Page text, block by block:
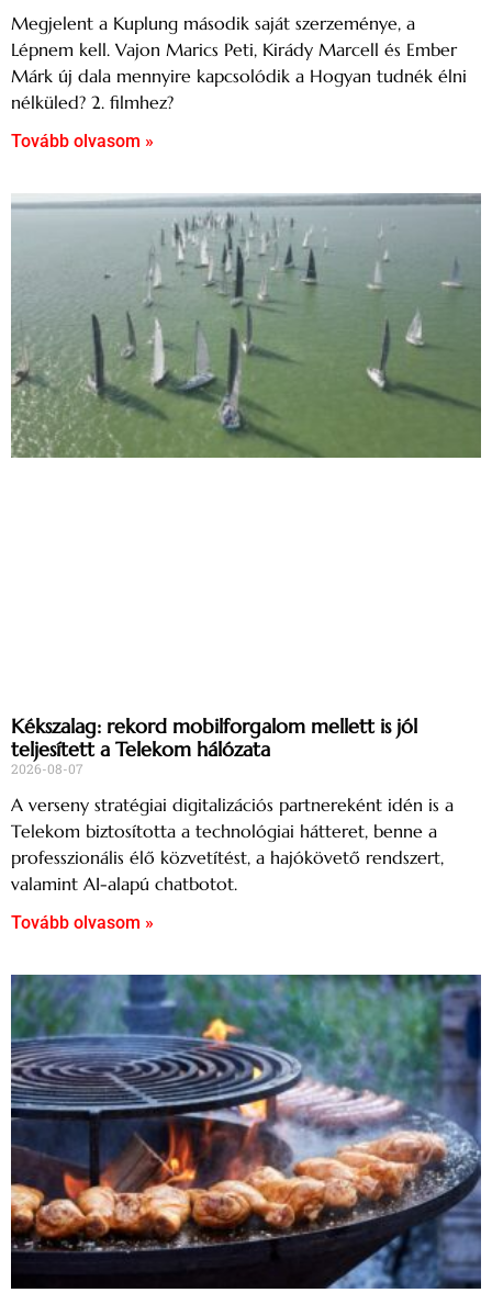
Megjelent a Kuplung második saját szerzeménye, a
Lépnem kell. Vajon Marics Peti, Kirády Marcell és Ember
Márk új dala mennyire kapcsolódik a Hogyan tudnék élni
nélküled? 2. filmhez?
Tovább olvasom »
Kékszalag: rekord mobilforgalom mellett is jól
teljesített a Telekom hálózata
2026-08-07
A verseny stratégiai digitalizációs partnereként idén is a
Telekom biztosította a technológiai hátteret, benne a
professzionális élő közvetítést, a hajókövető rendszert,
valamint AI-alapú chatbotot.
Tovább olvasom »